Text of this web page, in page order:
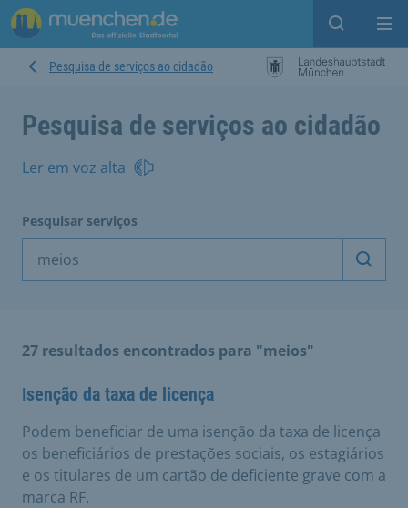
Open
Pesquisa de serviços ao cidadão
Pesquisa de serviços ao cidadão
Ler em voz alta
Pesquisar serviços
27 resultados encontrados para "meios"
Isenção da taxa de licença
Podem beneficiar de uma isenção da taxa de licença
os beneficiários de prestações sociais, os estagiários
e os titulares de um cartão de deficiente grave com a
marca RF.